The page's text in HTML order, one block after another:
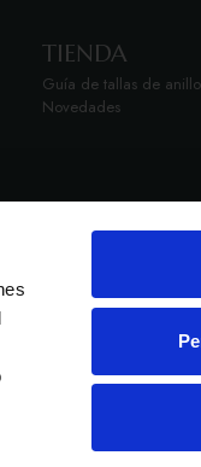
TIENDA
Guía de tallas de
Novedades
de compra